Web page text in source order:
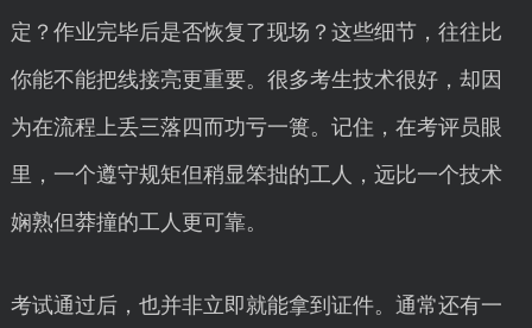
定？作业完毕后是否恢复了现场？这些细节，往往比
你能不能把线接亮更重要。很多考生技术很好，却因
为在流程上丢三落四而功亏一篑。记住，在考评员眼
里，一个遵守规矩但稍显笨拙的工人，远比一个技术
娴熟但莽撞的工人更可靠。
考试通过后，也并非立即就能拿到证件。通常还有一